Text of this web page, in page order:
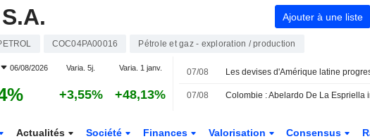
Ajouter à une liste
COC04PA00016 Pétrole et gaz - exploration / production
06/08/2026 Varia. 5j. Varia. 1 janv.
+3,55% +48,13%
07/08
07/08
Actualités Société Finances Valorisation Consensus